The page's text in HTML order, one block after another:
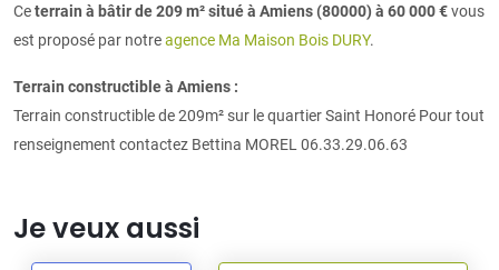
Ceterrain à bâtir de 209 m² situé à Amiens (80000) à 60 000 €vous
est proposé par notreagence Ma Maison Bois DURY.
Terrain constructible à Amiens :
Terrain constructible de 209m² sur le quartier Saint Honoré Pour tout
renseignement contactez Bettina MOREL 06.33.29.06.63
Je veux aussi